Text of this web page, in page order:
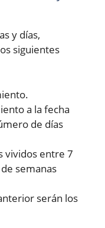
y días,
siguientes
a la fecha
de días
vividos entre 7
semanas
serán los